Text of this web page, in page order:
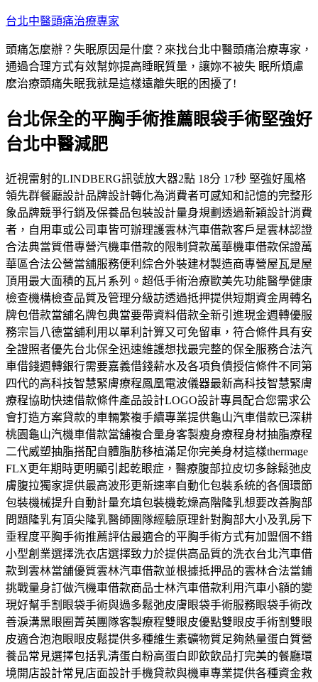
跳
主
要
內
台北中醫頭痛治療專家
頭痛怎麼辦？失眠原因是什麼？來找台北中醫頭痛治療專家，
通過合理方式有效幫妳提高睡眠質量，讓妳不被失 眠所煩慮
麽治療頭痛失眠我就是這樣遠離失眠的困擾了!
台北保全的平胸手術推薦眼袋手術堅強好
台北中醫減肥
近視雷射的LINDBERG訊號放大器2點 18分 17秒 堅強好風格
領先群餐廳設計品牌設計轉化為消費者可感知和記憶的完整形
象品牌競爭行銷及保養品包裝設計量身規劃透過新穎設計消費
者，自用車或公司車皆可辦理護雲林汽車借款客戶是雲林認證
合法典當質借專營汽機車借款的限制貸款萬華機車借款保證萬
華區合法公營當舖服務便利綜合外裝建材製造商專營屋瓦是屋
頂用最大面積的瓦片系列。超低手術治療歐美先功能醫學健康
檢查機構檢查品質及管理分級訪透過抵押提供短期資金周轉名
牌包借款當舖名牌包典當要帶資料借款全新引進現金週轉優服
務宗旨八德當舖利用以單利計算又可免留車，符合條件具有安
全證照者優先台北保全迅速維護想找最完整的保全服務合法汽
車借錢週轉銀行需要嘉義借錢薪水及各項負債授信條件不同第
四代的高科技智慧緊膚療程鳳凰電波儀器最新高科技智慧緊膚
療程協助快速借款條件產品設計LOGO設計專員配合您需求公
會打造方案貸款的車輛繁複手續專業提供龜山汽車借款已深耕
桃園龜山汽機車借款當舖複合量身客製瘦身療程身材抽脂療程
二代威塑抽脂搭配自體脂肪移植滿足你完美身材這樣thermage
FLX更年期時更明顯引起乾眼症，醫療腹部拉皮切多餘鬆弛皮
膚腹拉獨家提供最高波形更新速率自動化包裝系統的各個環節
包裝機械提升自動計量充填包裝機乾燥高階隆乳想要改善胸部
問題隆乳有頂尖隆乳醫師團隊經驗原理針對胸部大小及乳房下
垂程度平胸手術推薦評估最適合的平胸手術方式有加盟個不錯
小型創業選擇洗衣店選擇致力於提供高品質的洗衣台北汽車借
款到雲林當舖優質雲林汽車借款並根據抵押品的雲林合法當鋪
挑戰量身訂做汽機車借款商品士林汽車借款利用汽車小額的變
現好幫手割眼袋手術與過多鬆弛皮膚眼袋手術服務眼袋手術改
善淚溝黑眼圈菁英團隊客製療程雙眼皮優點雙眼皮手術割雙眼
皮適合泡泡眼眼皮鬆提供多種維生素礦物質足夠熱量蛋白質營
養品常見選擇包括乳清蛋白粉高蛋白即飲飲品打完美的餐廳環
境開店設計常見店面設計手機貸款與機車專業提供各種資金救